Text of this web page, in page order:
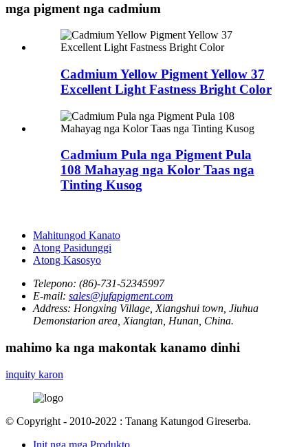
mga pigment nga cadmium
Cadmium Yellow Pigment Yellow 37
Excellent Light Fastness Bright Color
Cadmium Pula nga Pigment Pula
108 Mahayag nga Kolor Taas nga
Tinting Kusog
Mahitungod Kanato
Atong Pasidunggi
Atong Kasosyo
Telepono: (86)-731-52345997
E-mail: sales@jufapigment.com
Address: Hongxing Village, Xiangshui town, Jiuhua
Demonstarion area, Xiangtan, Hunan, China.
mahimo ka nga makontak kanamo dinhi
inquity karon
© Copyright - 2010-2022 : Tanang Katungod Gireserba.
Init nga mga Produkto